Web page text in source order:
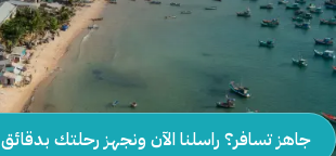
جاهز تسافر؟ راسلنا الآن ونجهز رحلتك بدقائق